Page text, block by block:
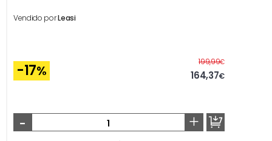
Vendido porLeasi
-17%
199,99€Antes
164,37€
- +